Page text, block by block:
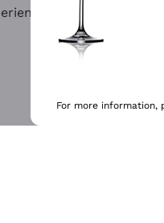
buona e lo
For more information,